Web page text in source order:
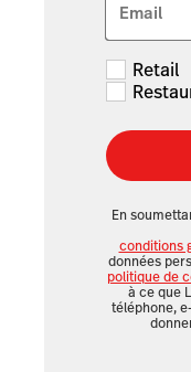
Email
Retail
En
conditions
données
politique de
à ce que
téléphone,